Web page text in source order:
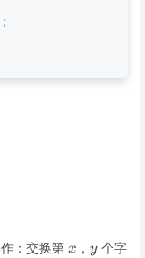
：交换第 x
x ， y
y个字